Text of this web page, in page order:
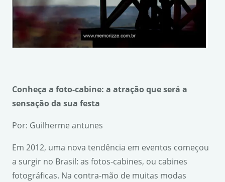
Conheça a foto-cabine: a atração que será a
sensação da sua festa
Por: Guilherme antunes
Em 2012, uma nova tendência em eventos começou
a surgir no Brasil: as fotos-cabines, ou cabines
fotográficas. Na contra-mão de muitas modas